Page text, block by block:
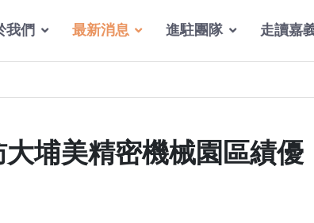
我們 最新消息 進駐團隊 走讀嘉
埔美精密機械園區績優